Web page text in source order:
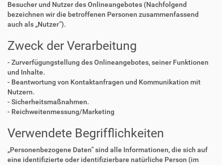
Besucher und Nutzer des Onlineangebotes (Nachfolgend
bezeichnen wir die betroffenen Personen zusammenfassend
auch als „Nutzer“).
Zweck der Verarbeitung
- Zurverfügungstellung des Onlineangebotes, seiner Funktionen
und Inhalte.
- Beantwortung von Kontaktanfragen und Kommunikation mit
Nutzern.
- Sicherheitsmaßnahmen.
- Reichweitenmessung/Marketing
Verwendete Begrifflichkeiten
„Personenbezogene Daten“ sind alle Informationen, die sich auf
eine identifizierte oder identifizierbare natürliche Person (im